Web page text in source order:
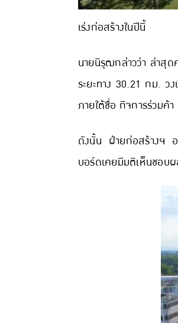
เร่งก่อสร้างในปีนี้
นายนิรุฒกล่าวว่า ล่าสุ
ระยะทาง 30.21 กม. ว
ภายใต้ชื่อ กิจการร่วมค้
ดังนั้น ฝ่ายก่อสร้างฯ อ
บอร์ดเคยมีมติเห็นชอบ